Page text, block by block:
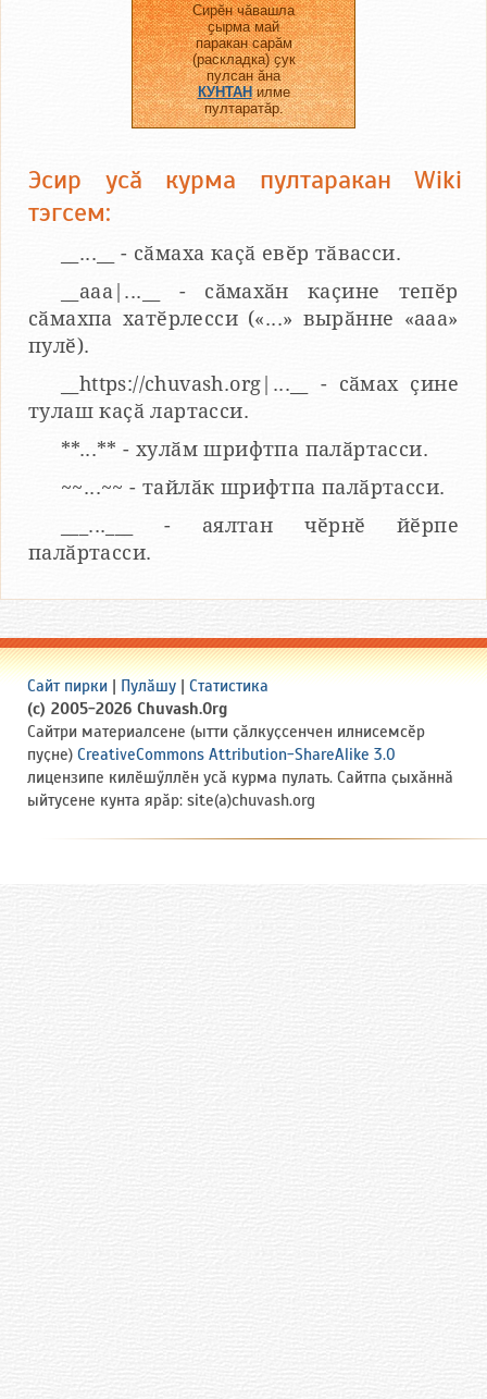
Сирӗн чӑвашла
ҫырма май
паракан сарӑм
(раскладка) ҫук
пулсан ӑна
КУНТАНилме
пултаратӑр.
Эсир усӑ курма пултаракан Wiki
тэгсем:
__...__ - сӑмаха каҫӑ евӗр тӑвасси.
__aaa|...__ - сӑмахӑн каҫине тепӗр
сӑмахпа хатӗрлесси («...» вырӑнне «ааа»
пулӗ).
__https://chuvash.org|...__ - сӑмах ҫине
тулаш каҫӑ лартасси.
**...** - хулӑм шрифтпа палӑртасси.
~~...~~ - тайлӑк шрифтпа палӑртасси.
___...___ - аялтан чӗрнӗ йӗрпе
палӑртасси.
Сайт пирки | Пулӑшу | Статистика
(c) 2005-2026 Chuvash.Org
Сайтри материалсене (ытти ҫӑлкуҫсенчен илнисемсӗр
пуҫне) CreativeCommons Attribution-ShareAlike 3.0
лицензипе килӗшӳллӗн усӑ курма пулать. Сайтпа ҫыхӑннӑ
ыйтусене кунта ярӑр: site(a)chuvash.org